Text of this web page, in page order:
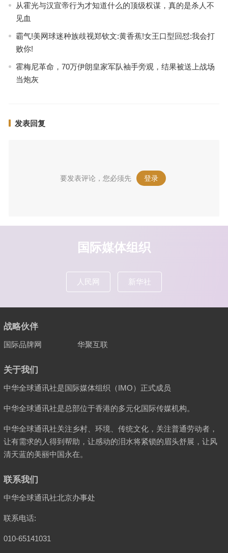
从霍光与汉宣帝行为才知道什么的顶级权谋，真的是杀人不
见血
霸气!美网球迷种族歧视郑钦文:黄香蕉!女王口型回怼:我会打
败你!
霍梅尼革命，70万伊朗皇家军队袖手旁观，结果被送上战场
当炮灰
发表回复
要发表评论，您必须先 登录 。
国际媒体组织
人民网 新华社
战略伙伴
国际品牌网 华聚互联
关于我们
中华全球通讯社是国际媒体组织（IMO）正式成员
中华全球通讯社是总部位于香港的多元化国际传媒机构。
中华全球通讯社关注乡村、环境、传统文化，关注普通劳动者，
让有需求的人得到帮助，让感动的泪水将紧锁的眉头舒展，让风
清天蓝的美丽中国永在。
联系我们
中华全球通讯社北京办事处
联系电话:
010-65141031